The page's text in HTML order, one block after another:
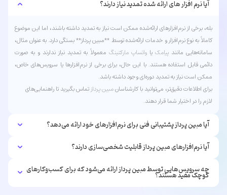
آیا نرم افزار های ارائه شده تمدید نیاز دارند؟
بله، برخی از نرم‌افزارهای ارائه‌شده ممکن است نیاز به تمدید داشته باشند، اما این موضوع
کاملاً به نوع نرم‌افزار و خدمات ارائه‌شده توسط **مبین پرداز** بستگی دارد. به عنوان مثال،
سامانه‌هایی مانندپیامک یاواتساپ مارکتینگ معمولاً به تمدید نیاز ندارند و به صورت
دائمی قابل استفاده هستند. با این حال، برای برخی از نرم‌افزارها یا سرویس‌های خاص،
ممکن است نیاز به تمدید دوره‌ای وجود داشته باشد.
برای اطلاعات دقیق‌تر، می‌توانید با کارشناسانمبین پردازتماس بگیرید تا راهنمایی‌های
لازم را در اختیار شما قرار دهند.
آیا مبین پرداز پشتیبانی فنی برای نرم‌افزارهای خود ارائه می‌دهد؟
آیا نرم‌افزارهای مبین پرداز قابلیت شخصی‌سازی دارند؟
چه سرویس‌هایی توسط مبین پرداز ارائه می‌شود که برای کسب‌وکارهای
کوچک مفید هستند؟